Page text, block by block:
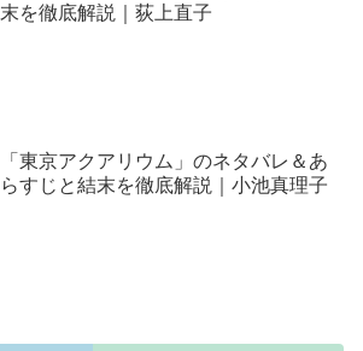
末を徹底解説｜荻上直子
「東京アクアリウム」のネタバレ＆あ
らすじと結末を徹底解説｜小池真理子